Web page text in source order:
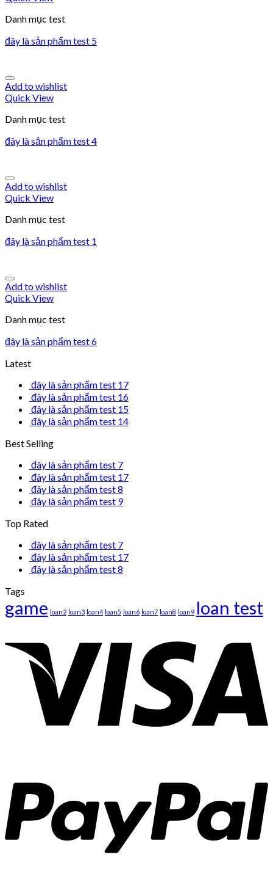
Danh mục test
đây là sản phẩm test 5
Add to wishlist
Quick View
Danh mục test
đây là sản phẩm test 4
Add to wishlist
Quick View
Danh mục test
đây là sản phẩm test 1
Add to wishlist
Quick View
Danh mục test
đây là sản phẩm test 6
Latest
đây là sản phẩm test 17
đây là sản phẩm test 16
đây là sản phẩm test 15
đây là sản phẩm test 14
Best Selling
đây là sản phẩm test 7
đây là sản phẩm test 17
đây là sản phẩm test 8
đây là sản phẩm test 9
Top Rated
đây là sản phẩm test 7
đây là sản phẩm test 17
đây là sản phẩm test 8
Tags
game loan2 loan3 loan4 loan5 loan6 loan7 loan8 loan9 loan test